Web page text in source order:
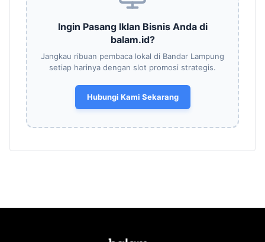
Ingin Pasang Iklan Bisnis Anda di
balam.id?
Jangkau ribuan pembaca lokal di Bandar Lampung
setiap harinya dengan slot promosi strategis.
Hubungi Kami Sekarang